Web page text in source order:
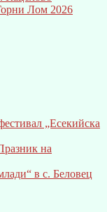
Лом 2026
„Есекийска
на
в с. Беловец